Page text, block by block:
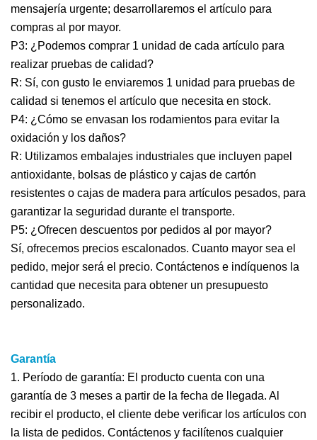
mensajería urgente; desarrollaremos el artículo para
compras al por mayor.
P3: ¿Podemos comprar 1 unidad de cada artículo para
realizar pruebas de calidad?
R: Sí, con gusto le enviaremos 1 unidad para pruebas de
calidad si tenemos el artículo que necesita en stock.
P4: ¿Cómo se envasan los rodamientos para evitar la
oxidación y los daños?
R: Utilizamos embalajes industriales que incluyen papel
antioxidante, bolsas de plástico y cajas de cartón
resistentes o cajas de madera para artículos pesados, para
garantizar la seguridad durante el transporte.
P5: ¿Ofrecen descuentos por pedidos al por mayor?
Sí, ofrecemos precios escalonados. Cuanto mayor sea el
pedido, mejor será el precio. Contáctenos e indíquenos la
cantidad que necesita para obtener un presupuesto
personalizado.
Garantía
1. Período de garantía: El producto cuenta con una
garantía de 3 meses a partir de la fecha de llegada. Al
recibir el producto, el cliente debe verificar los artículos con
la lista de pedidos. Contáctenos y facilítenos cualquier